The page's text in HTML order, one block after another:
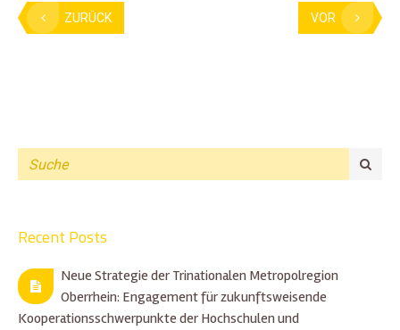
ZURÜCK VOR
Recent Posts
Neue Strategie der Trinationalen Metropolregion
Oberrhein: Engagement für zukunftsweisende
Kooperationsschwerpunkte der Hochschulen und